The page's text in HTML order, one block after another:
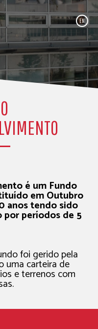
EN
é um Fundo
em Outubro
anos tendo sido
por períodos de 5
foi gerido pela
uma carteira de
e terrenos com